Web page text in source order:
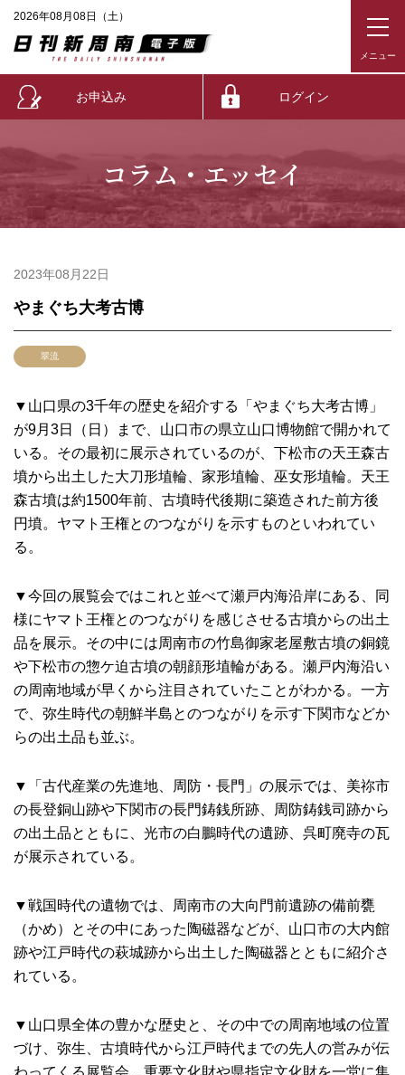
2026年08月08日（土）
お申込み ログイン
コラム・エッセイ
2023年08月22日
やまぐち大考古博
翠流
▼山口県の3千年の歴史を紹介する「やまぐち大考古博」
が9月3日（日）まで、山口市の県立山口博物館で開かれて
いる。その最初に展示されているのが、下松市の天王森古
墳から出土した大刀形埴輪、家形埴輪、巫女形埴輪。天王
森古墳は約1500年前、古墳時代後期に築造された前方後
円墳。ヤマト王権とのつながりを示すものといわれてい
る。
▼今回の展覧会ではこれと並べて瀬戸内海沿岸にある、同
様にヤマト王権とのつながりを感じさせる古墳からの出土
品を展示。その中には周南市の竹島御家老屋敷古墳の銅鏡
や下松市の惣ケ迫古墳の朝顔形埴輪がある。瀬戸内海沿い
の周南地域が早くから注目されていたことがわかる。一方
で、弥生時代の朝鮮半島とのつながりを示す下関市などか
らの出土品も並ぶ。
▼「古代産業の先進地、周防・長門」の展示では、美祢市
の長登銅山跡や下関市の長門鋳銭所跡、周防鋳銭司跡から
の出土品とともに、光市の白鵬時代の遺跡、呉町廃寺の瓦
が展示されている。
▼戦国時代の遺物では、周南市の大向門前遺跡の備前甕
（かめ）とその中にあった陶磁器などが、山口市の大内館
跡や江戸時代の萩城跡から出土した陶磁器とともに紹介さ
れている。
▼山口県全体の豊かな歴史と、その中での周南地域の位置
づけ、弥生、古墳時代から江戸時代までの先人の営みが伝
わってくる展覧会。重要文化財や県指定文化財を一堂に集